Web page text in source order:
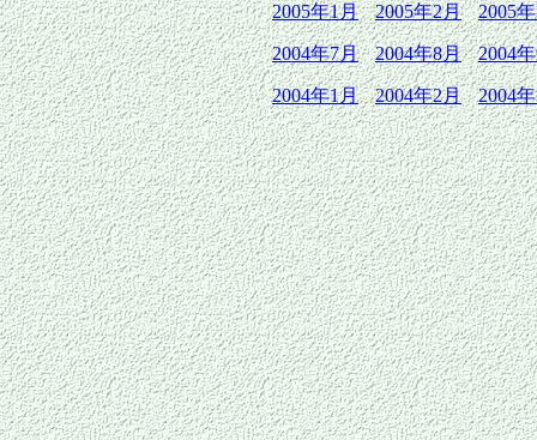
2005年1月 2005年2月 2005
2004年7月 2004年8月 2004
2004年1月 2004年2月 2004